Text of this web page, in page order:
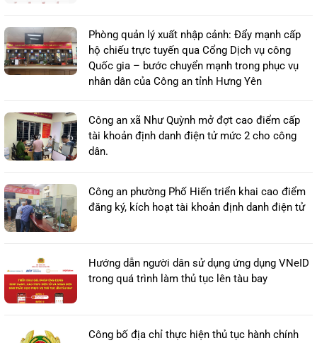
Phòng quản lý xuất nhập cảnh: Đẩy mạnh cấp
hộ chiếu trực tuyến qua Cổng Dịch vụ công
Quốc gia – bước chuyển mạnh trong phục vụ
nhân dân của Công an tỉnh Hưng Yên
Công an xã Như Quỳnh mở đợt cao điểm cấp
tài khoản định danh điện tử mức 2 cho công
dân.
Công an phường Phố Hiến triển khai cao điểm
đăng ký, kích hoạt tài khoản định danh điện tử
Hướng dẫn người dân sử dụng ứng dụng VNeID
trong quá trình làm thủ tục lên tàu bay
Công bố địa chỉ thực hiện thủ tục hành chính